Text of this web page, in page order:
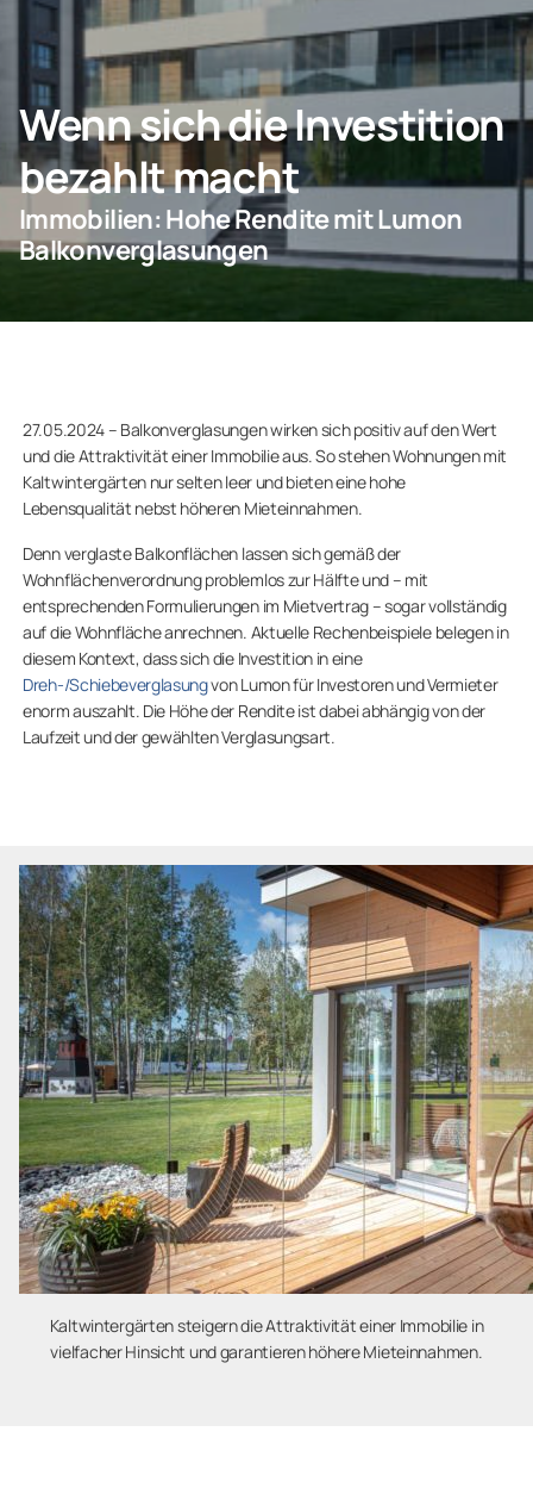
Privatkunden
Geschäftskunden
Wenn sich die Investition
bezahlt macht
Immobilien: Hohe Rendite mit Lumon
Balkonverglasungen
27.05.2024 – Balkonverglasungen wirken sich positiv auf den Wert
und die Attraktivität einer Immobilie aus. So stehen Wohnungen mit
Kaltwintergärten nur selten leer und bieten eine hohe
Lebensqualität nebst höheren Mieteinnahmen.
Denn verglaste Balkonflächen lassen sich gemäß der
Wohnflächenverordnung problemlos zur Hälfte und – mit
entsprechenden Formulierungen im Mietvertrag – sogar vollständig
auf die Wohnfläche anrechnen. Aktuelle Rechenbeispiele belegen in
diesem Kontext, dass sich die Investition in eine
Dreh-/Schiebeverglasungvon Lumon für Investoren und Vermieter
enorm auszahlt. Die Höhe der Rendite ist dabei abhängig von der
Laufzeit und der gewählten Verglasungsart.
Kaltwintergärten steigern die Attraktivität einer Immobilie in
vielfacher Hinsicht und garantieren höhere Mieteinnahmen.